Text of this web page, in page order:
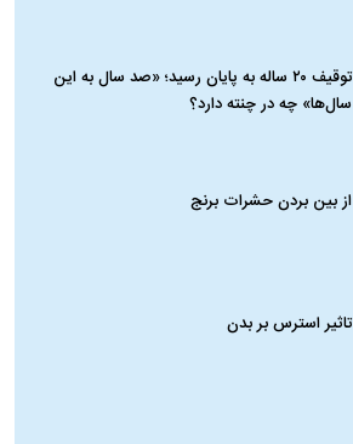
توقیف ۲۰ ساله به پایان رسید؛ «صد سال به این
سال‌ها» چه در چنته دارد؟
از بین بردن حشرات برنج
تاثیر استرس بر بدن